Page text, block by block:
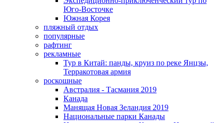
Юго-Восточке
Южная Корея
пляжный отдых
популярные
рафтинг
рекламные
Тур в Китай: панды, круиз по реке Янцзы,
Терракотовая армия
роскошные
Австралия - Тасмания 2019
Канада
Манящая Новая Зеландия 2019
Национальные парки Канады